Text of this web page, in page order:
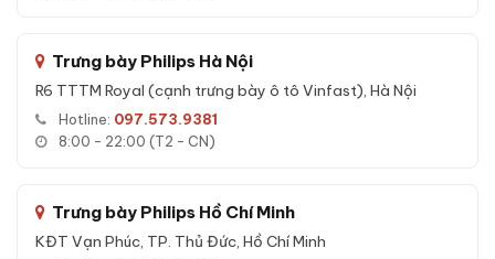
suất, lưu 100 vân tay
App Wifi:Mở từ xa, lịch sử mở két, thông báo tức thì
Báo động thông minh:
Trưng bày Philips Hà Nội
R6 TTTM Royal (cạnh trưng bày ô tô Vinfast), Hà Nội
Hotline: 097.573.9381
8:00 - 22:00 (T2 - CN)
Trưng bày Philips Hồ Chí Minh
KĐT Vạn Phúc, TP. Thủ Đức, Hồ Chí Minh